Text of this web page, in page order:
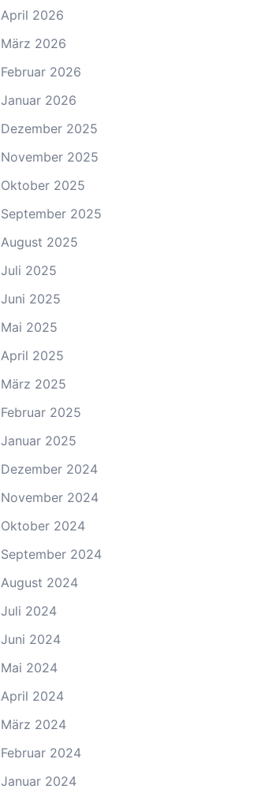
April 2026
März 2026
Februar 2026
Januar 2026
Dezember 2025
November 2025
Oktober 2025
September 2025
August 2025
Juli 2025
Juni 2025
Mai 2025
April 2025
März 2025
Februar 2025
Januar 2025
Dezember 2024
November 2024
Oktober 2024
September 2024
August 2024
Juli 2024
Juni 2024
Mai 2024
April 2024
März 2024
Februar 2024
Januar 2024